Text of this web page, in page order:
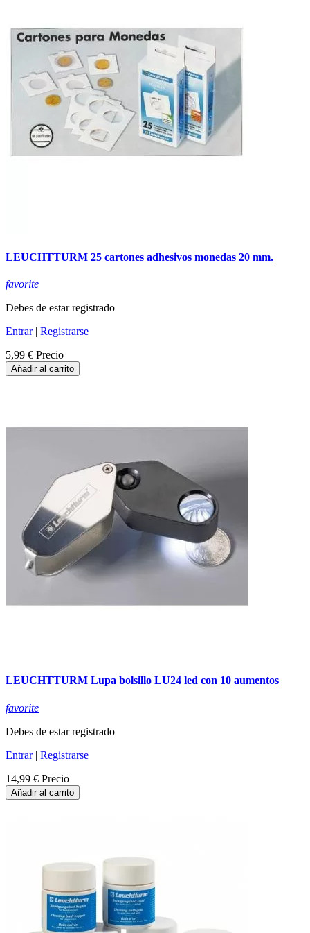
LEUCHTTURM 25 cartones adhesivos monedas 20 mm.
favorite
Debes de estar registrado
Entrar| Registrarse
5,99 € Precio
Añadir al carrito
LEUCHTTURM Lupa bolsillo LU24 led con 10 aumentos
favorite
Debes de estar registrado
Entrar| Registrarse
14,99 € Precio
Añadir al carrito